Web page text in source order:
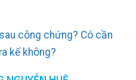
công chứng? Có cần
kế không?